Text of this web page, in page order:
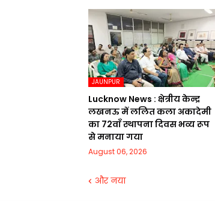
JAUNPUR
Lucknow News : क्षेत्रीय केन्द्र
लखनऊ में ललित कला अकादेमी
का 72वाॅं स्थापना दिवस भव्य रूप
से मनाया गया
August 06, 2026
और नया